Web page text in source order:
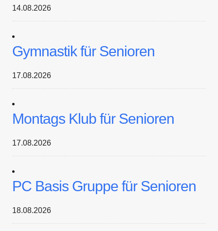
14.08.2026
Gymnastik für Senioren
17.08.2026
Montags Klub für Senioren
17.08.2026
PC Basis Gruppe für Senioren
18.08.2026